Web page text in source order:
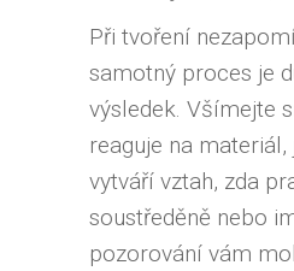
Při tvoření
samotný proces je
výsledek. Všímejte
reaguje na
vytváří vztah, zda
soustředěně nebo
pozorování vám